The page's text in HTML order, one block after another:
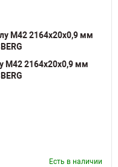
M42 2164х20х0,9 мм
Есть в наличии